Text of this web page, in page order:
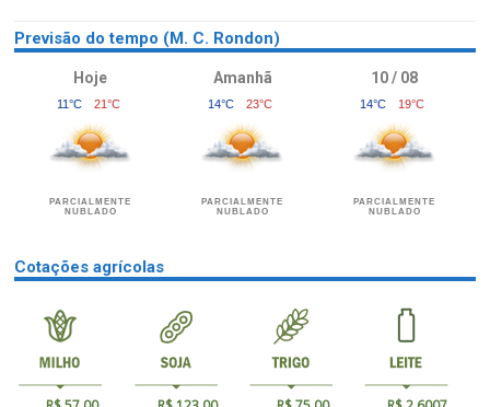
Previsão do tempo (M. C. Rondon)
Hoje
11°C 21°C
PARCIALMENTE
NUBLADO
Amanhã
14°C 23°C
PARCIALMENTE
NUBLADO
10 / 08
14°C 19°C
PARCIALMENTE
NUBLADO
Cotações agrícolas